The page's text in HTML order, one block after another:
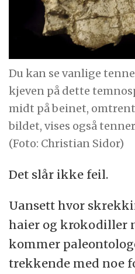
Du kan se vanlige
kjeven på dette
midt på beinet,
bildet, vises også
(Foto: Christian Sidor)
Det slår ikke feil.
Uansett hvor
haier og krokodiller
kommer
trekkende med noe